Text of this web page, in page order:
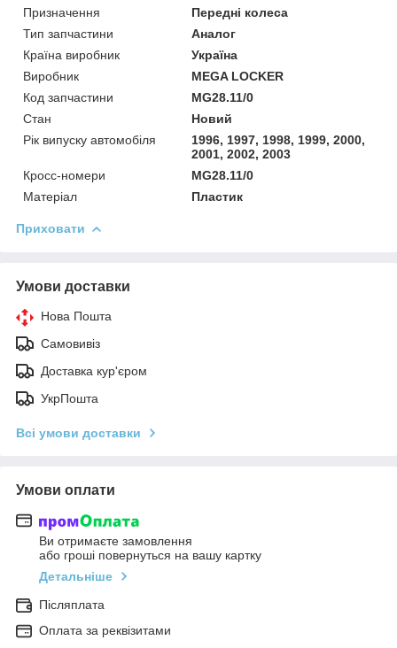
Призначення
Передні колеса
Тип запчастини
Аналог
Країна виробник
Україна
Виробник
MEGA LOCKER
Код запчастини
MG28.11/0
Стан
Новий
Рік випуску автомобіля
1996, 1997, 1998, 1999, 2000,
2001, 2002, 2003
Кросс-номери
MG28.11/0
Матеріал
Пластик
Приховати
Умови доставки
Нова Пошта
Самовивіз
Доставка кур'єром
УкрПошта
Всі умови доставки
Умови оплати
Ви отримаєте замовлення
або гроші повернуться на вашу картку
Детальніше
Післяплата
Оплата за реквізитами